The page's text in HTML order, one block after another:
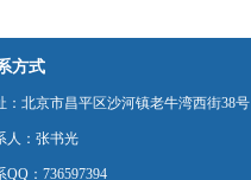
方式
：北京市昌平区沙河镇老牛湾西街38号
人：张书光
QQ：736597394